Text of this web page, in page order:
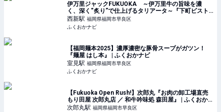
伊万里ジャックFUKUOKA ～伊万里牛の旨味を濃
く、深く“炙り”で仕上げるタリアータ～『下町ビスト
ロ リカリカ』🍴✨ | ふくおかナビ
西新駅 福岡県福岡市早良区
ふくおかナビ
【福岡麺本2025】濃厚濃密な豚骨スープがガツン！
『麺屋 はし本』 | ふくおかナビ
室見駅 福岡県福岡市早良区
ふくおかナビ
【Fukuoka Open Rush!】次郎丸『お肉の卸工場直売
もり田屋 次郎丸店 ／ 和牛吟味処 森田屋』 | ふくおか
ナビ
次郎丸駅 福岡県福岡市早良区